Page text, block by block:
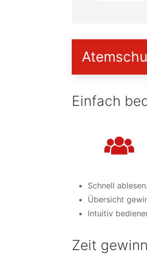
Einfach
Schnell
Übersicht
Intuitiv
Zeit